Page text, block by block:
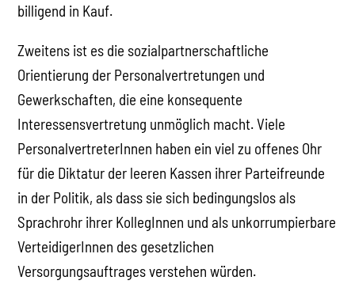
billigend in Kauf.
Zweitens ist es die sozialpartnerschaftliche
Orientierung der Personalvertretungen und
Gewerkschaften, die eine konsequente
Interessensvertretung unmöglich macht. Viele
PersonalvertreterInnen haben ein viel zu offenes Ohr
für die Diktatur der leeren Kassen ihrer Parteifreunde
in der Politik, als dass sie sich bedingungslos als
Sprachrohr ihrer KollegInnen und als unkorrumpierbare
VerteidigerInnen des gesetzlichen
Versorgungsauftrages verstehen würden.